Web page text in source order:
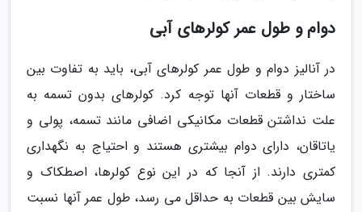
دوام و طول عمر کولرهای آبی
در آنالیز دوام و طول عمر کولرهای آبی، باید به تفاوت بین
ساختار و قطعات آنها توجه کرد. کولرهای بدون تسمه به
علت نداشتن قطعات مکانیکی اضافی مانند تسمه، پولی و
یاتاقان، دارای دوام بیشتری هستند و احتیاج به نگهداری
کمتری دارند. از آنجا که در این نوع کولرها، اصطکاک و
سایش بین قطعات به حداقل می رسد، طول عمر آنها نسبت